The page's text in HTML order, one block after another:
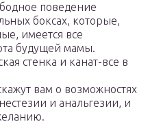
поведение
боксах, которые,
имеется все
будущей мамы.
стенка и канат-все в
вам о возможностях
и анальгезии, и